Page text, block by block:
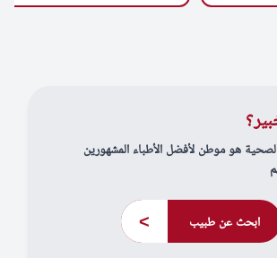
هو موطن لأفضل الأطباء المشهورين
ابحث عن طبيب >